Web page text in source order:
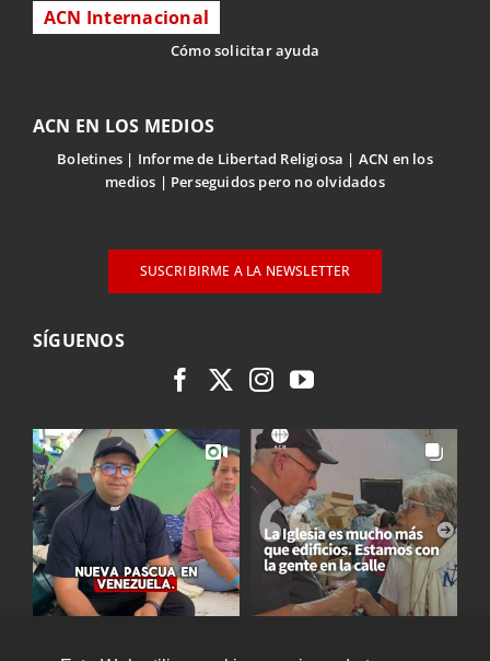
ACN Internacional
Cómo solicitar ayuda
ACN EN LOS MEDIOS
Boletines Informe de Libertad Religiosa
ACN en los
medios
Perseguidos pero no olvidados
SUSCRIBIRME A LA NEWSLETTER
SÍGUENOS